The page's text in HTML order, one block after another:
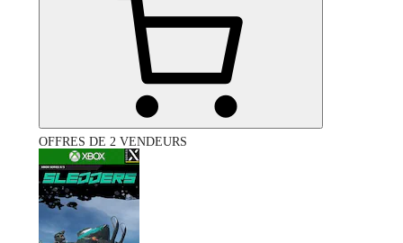
OFFRES DE 2 VENDEURS